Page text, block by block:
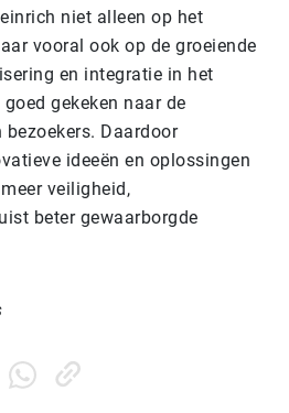
niet alleen op het
vooral ook op de groeiende
en integratie in het
gekeken naar de
Daardoor
ideeën en oplossingen
veiligheid,
beter gewaarborgde